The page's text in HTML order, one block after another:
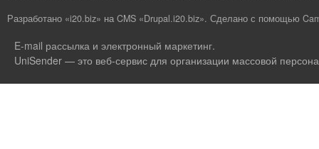
Разработано «i20.biz» на CMS «Drupal.i20.biz». Сделано с помощью
E-mail рассылка и электронный маркетинг.
UniSender — это веб-сервис для организации массовой